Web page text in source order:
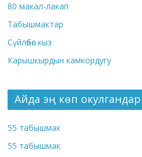
80 макал-лакап
Табышмактар
Сүйлөбөс кыз
Карышкырдын камкордугу
Айда эң көп окулгандар
55 табышмак
55 табышмак